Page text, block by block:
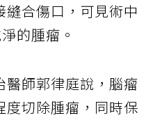
合傷口，可見術中
的腫瘤。
醫師郭律庭說，腦瘤
度切除腫瘤，同時保